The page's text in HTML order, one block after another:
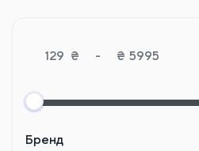
₴ - ₴
Бренд